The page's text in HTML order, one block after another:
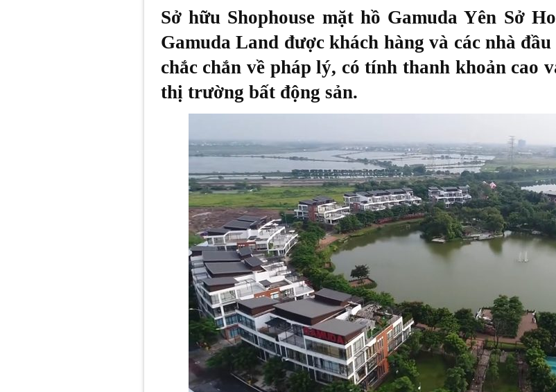
Sở hữu Shophouse mặt hồ Gamuda Yên Sở
Gamuda Land được khách hàng và các nhà
chắc chắn về pháp lý, có tính thanh khoản cao
thị trường bất động sản.